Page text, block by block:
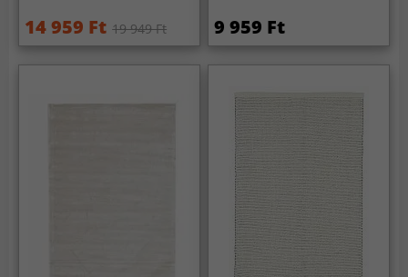
14 959 Ft 19 949 Ft 9 959 Ft